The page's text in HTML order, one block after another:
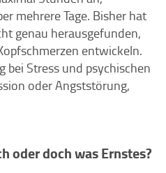
mehrere Tage. Bisher hat
genau herausgefunden,
entwickeln.
bei Stress und psychischen
oder Angststörung,
oder doch was Ernstes?